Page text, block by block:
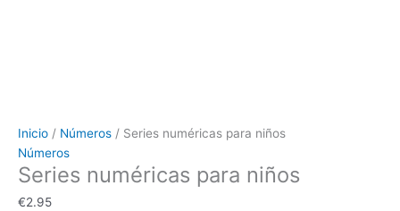
Inicio / Números / Series numéricas para niños
Números
Series numéricas para niños
€2.95